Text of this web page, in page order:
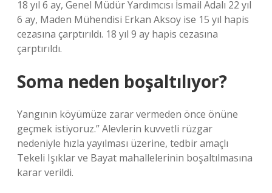
18 yıl 6 ay, Genel Müdür Yardımcısı İsmail Adalı 22 yıl
6 ay, Maden Mühendisi Erkan Aksoy ise 15 yıl hapis
cezasına çarptırıldı. 18 yıl 9 ay hapis cezasına
çarptırıldı.
Soma neden boşaltılıyor?
Yangının köyümüze zarar vermeden önce önüne
geçmek istiyoruz.” Alevlerin kuvvetli rüzgar
nedeniyle hızla yayılması üzerine, tedbir amaçlı
Tekeli Işıklar ve Bayat mahallelerinin boşaltılmasına
karar verildi.